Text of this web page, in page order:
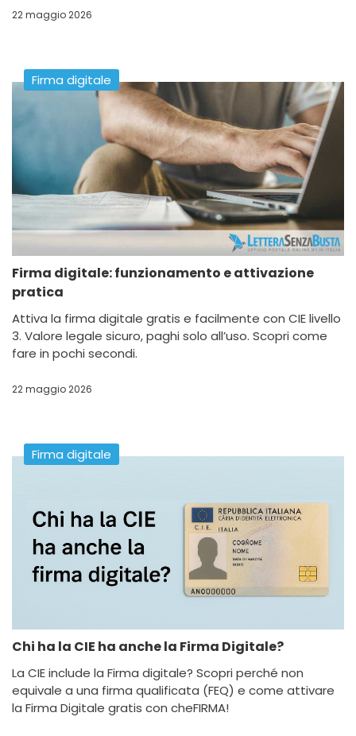
22 maggio 2026
Firma digitale
Firma digitale: funzionamento e attivazione
pratica
Attiva la firma digitale gratis e facilmente con CIE livello
3. Valore legale sicuro, paghi solo all’uso. Scopri come
fare in pochi secondi.
22 maggio 2026
Firma digitale
Chi ha la CIE ha anche la Firma Digitale?
La CIE include la Firma digitale? Scopri perché non
equivale a una firma qualificata (FEQ) e come attivare
la Firma Digitale gratis con cheFIRMA!